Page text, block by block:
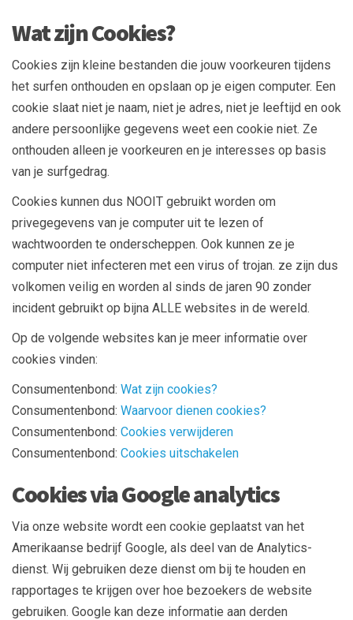
Wat zijn Cookies?
Cookies zijn kleine bestanden die jouw voorkeuren tijdens
het surfen onthouden en opslaan op je eigen computer. Een
cookie slaat niet je naam, niet je adres, niet je leeftijd en ook
andere persoonlijke gegevens weet een cookie niet. Ze
onthouden alleen je voorkeuren en je interesses op basis
van je surfgedrag.
Cookies kunnen dus NOOIT gebruikt worden om
privegegevens van je computer uit te lezen of
wachtwoorden te onderscheppen. Ook kunnen ze je
computer niet infecteren met een virus of trojan. ze zijn dus
volkomen veilig en worden al sinds de jaren 90 zonder
incident gebruikt op bijna ALLE websites in de wereld.
Op de volgende websites kan je meer informatie over
cookies vinden:
Consumentenbond: Wat zijn cookies?
Consumentenbond: Waarvoor dienen cookies?
Consumentenbond: Cookies verwijderen
Consumentenbond: Cookies uitschakelen
Cookies via Google analytics
Via onze website wordt een cookie geplaatst van het
Amerikaanse bedrijf Google, als deel van de Analytics-
dienst. Wij gebruiken deze dienst om bij te houden en
rapportages te krijgen over hoe bezoekers de website
gebruiken. Google kan deze informatie aan derden